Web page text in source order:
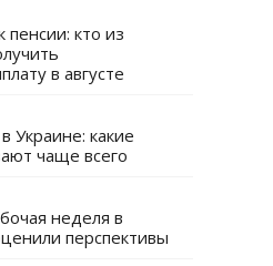
пенсии: кто из
в августе
Украине: какие
чаще всего
неделя в
перспективы